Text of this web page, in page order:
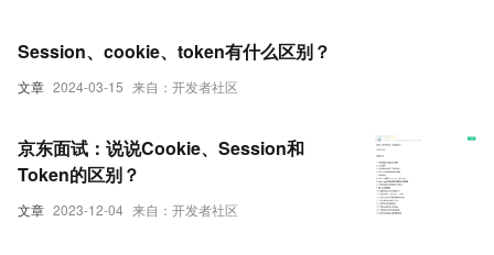
文章 2024-03-15 来自：开发者社区
Session、cookie、token有什么区别？
文章 2023-12-04 来自：开发者社区
京东面试：说说Cookie、Session和
Token的区别？